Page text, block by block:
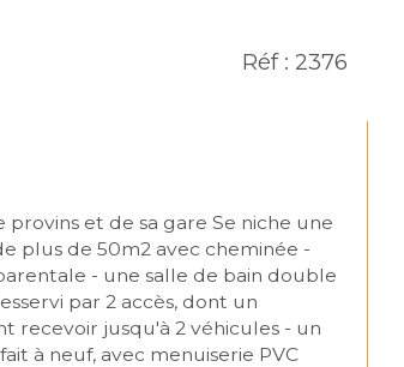
Réf : 2376
plus de 50m2 avec cheminée -
- une salle de bain double
par 2 accès, dont un
recevoir jusqu'à 2 véhicules - un
à neuf, avec menuiserie PVC